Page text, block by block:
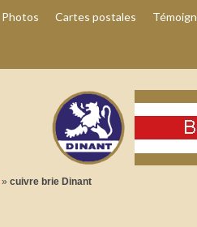
Photos Cartes postales
» cuivre brie Dinant